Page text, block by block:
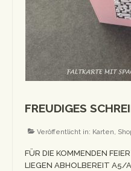
Newsletter
Impressum
FREUDIGES
Veröffentlicht in: Karten,
FÜR DIE KOMMENDEN
LIEGEN ABHOLBEREIT A5/